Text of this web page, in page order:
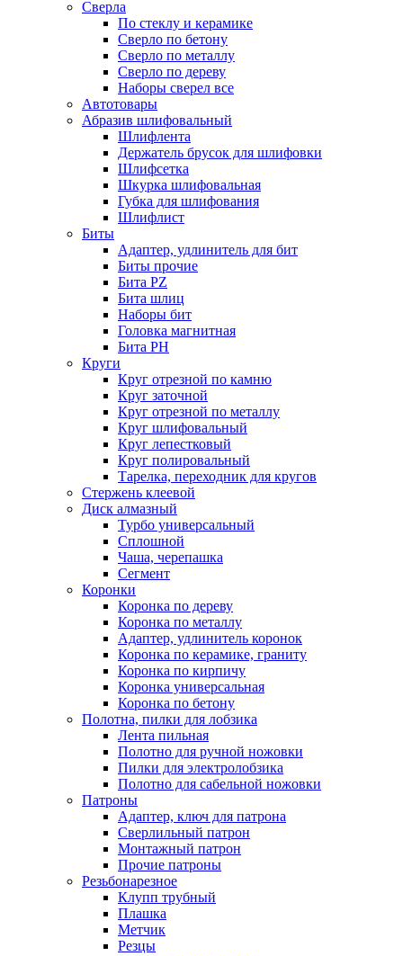
Сверла
По стеклу и керамике
Сверло по бетону
Сверло по металлу
Сверло по дереву
Наборы сверел все
Автотовары
Абразив шлифовальный
Шлифлента
Держатель брусок для шлифовки
Шлифсетка
Шкурка шлифовальная
Губка для шлифования
Шлифлист
Биты
Адаптер, удлинитель для бит
Биты прочие
Бита PZ
Бита шлиц
Наборы бит
Головка магнитная
Бита PH
Круги
Круг отрезной по камню
Круг заточной
Круг отрезной по металлу
Круг шлифовальный
Круг лепестковый
Круг полировальный
Тарелка, переходник для кругов
Стержень клеевой
Диск алмазный
Турбо универсальный
Сплошной
Чаша, черепашка
Сегмент
Коронки
Коронка по дереву
Коронка по металлу
Адаптер, удлинитель коронок
Коронка по керамике, граниту
Коронка по кирпичу
Коронка универсальная
Коронка по бетону
Полотна, пилки для лобзика
Лента пильная
Полотно для ручной ножовки
Пилки для электролобзика
Полотно для сабельной ножовки
Патроны
Адаптер, ключ для патрона
Сверлильный патрон
Монтажный патрон
Прочие патроны
Резьбонарезное
Клупп трубный
Плашка
Метчик
Резцы